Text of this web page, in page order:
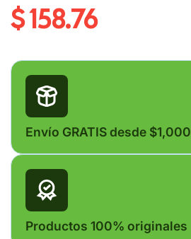
$ 158.76
Envío GRATIS desde $1,000
Productos 100% originales